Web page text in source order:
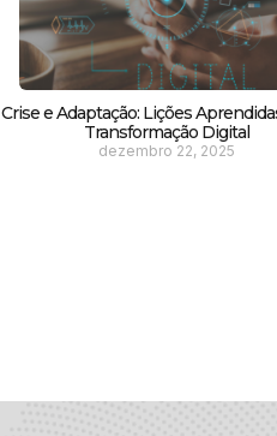
Crise e Adaptação: Lições
Transformação Digital
dezembro 22, 2025